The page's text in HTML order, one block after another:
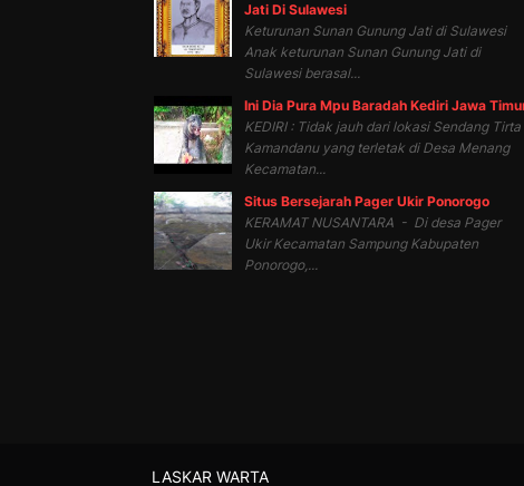
Jati Di Sulawesi
Keturunan Sunan Gunung Jati di Sulawesi
Anak keturunan Sunan Gunung Jati di
Sulawesi berasal...
Ini Dia Pura Mpu Baradah Kediri Jawa
KEDIRI : Tidak jauh dari lokasi Sendang Tirta
Kamandanu yang terletak di Desa Menang
Kecamatan...
Situs Bersejarah Pager Ukir Ponorogo
KERAMAT NUSANTARA - Di desa Pager
Ukir Kecamatan Sampung Kabupaten
Ponorogo,...
LASKAR WARTA